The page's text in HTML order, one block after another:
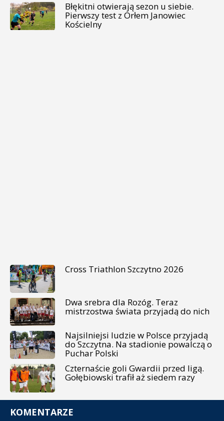
Błękitni otwierają sezon u siebie.
Pierwszy test z Orłem Janowiec
Kościelny
Cross Triathlon Szczytno 2026
Dwa srebra dla Rozóg. Teraz
mistrzostwa świata przyjadą do nich
Najsilniejsi ludzie w Polsce przyjadą
do Szczytna. Na stadionie powalczą o
Puchar Polski
Czternaście goli Gwardii przed ligą.
Gołębiowski trafił aż siedem razy
KOMENTARZE